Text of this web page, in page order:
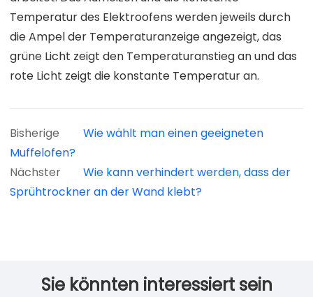
Temperatur des Elektroofens werden jeweils durch
die Ampel der Temperaturanzeige angezeigt, das
grüne Licht zeigt den Temperaturanstieg an und das
rote Licht zeigt die konstante Temperatur an.
Bisherige
Wie wählt man einen geeigneten
Muffelofen?
Nächster
Wie kann verhindert werden, dass der
Sprühtrockner an der Wand klebt?
Sie könnten interessiert sein